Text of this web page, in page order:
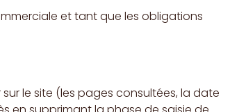
et tant que les obligations
le site (les pages consultées, la date